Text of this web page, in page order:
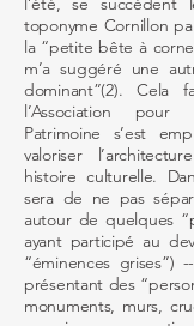
toponyme Cornillon
la “petite bête à
m’a suggéré une
dominant”(2). Cela
l’Association
Patrimoine s’est
valoriser
histoire culturelle.
sera de ne pas
autour de quelques
ayant participé au
“éminences grises”)
présentant des
monuments, murs,